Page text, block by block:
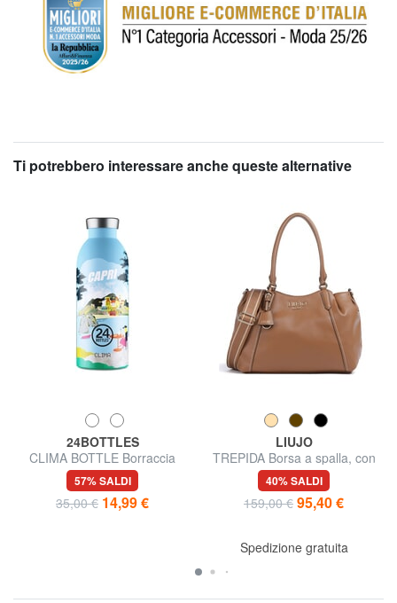
Ti potrebbero interessare anche queste alternative
24BOTTLES
CLIMA BOTTLE Borraccia
termica 500ml
57% SALDI
35,00 € 14,99 €
LIUJO
TREPIDA Borsa a spalla, con
tracolla
40% SALDI
159,00 € 95,40 €
Spedizione gratuita